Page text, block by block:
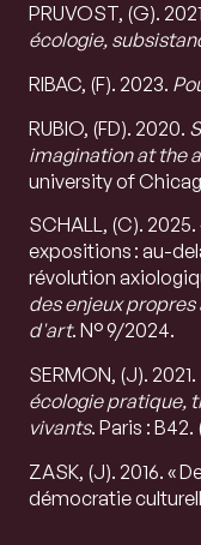
PRUVOST, (G).
écologie,
RIBAC, (F). 2023.
RUBIO, (FD). 2020.
imagination at the
university of
SCHALL, (C).
expositions : au-
révolution
des enjeux
d'art. N° 9/2024.
SERMON, (J). 2021.
écologie pratique,
vivants. Paris :
ZASK, (J). 2016. «
démocratie